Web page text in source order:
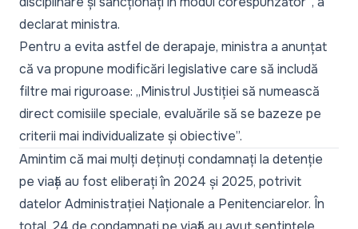
declarat ministra.
Pentru a evita astfel de derapaje, ministra a anunțat
că va propune modificări legislative care să includă
filtre mai riguroase: „Ministrul Justiției să numească
direct comisiile speciale, evaluările să se bazeze pe
criterii mai individualizate și obiective”.
Amintim că mai mulți deținuți condamnați la detenție
pe viață au fost eliberați în 2024 și 2025, potrivit
datelor Administrației Naționale a Penitenciarelor. În